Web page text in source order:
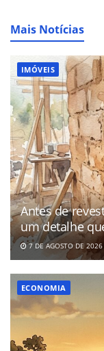
Mais Notícias
IMÓVEIS
Antes de
um detalhe
7 DE AGOSTO DE 2026
ECONOMIA